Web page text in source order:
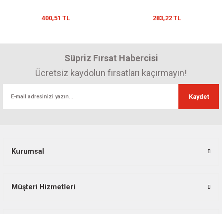
400,51 TL 283,22 TL
Süpriz Fırsat Habercisi
Ücretsiz kaydolun fırsatları kaçırmayın!
Kaydet
Kurumsal
Müşteri Hizmetleri